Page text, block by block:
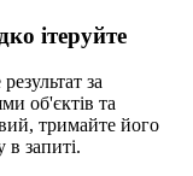
ітеруйте
за
об'єктів та
тримайте його
в запиті.